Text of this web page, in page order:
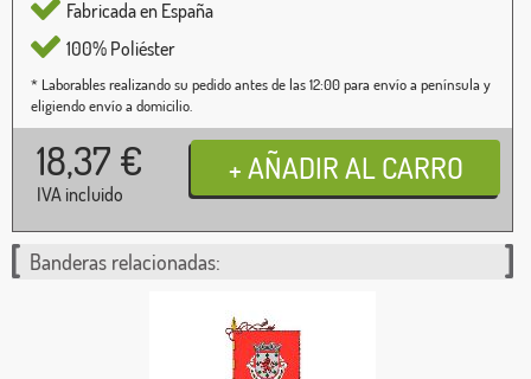
Fabricada en España
100% Poliéster
* Laborables realizando su pedido antes de las 12:00 para envío a península y
eligiendo envío a domicilio.
18,37 €
IVA incluido
Banderas relacionadas: